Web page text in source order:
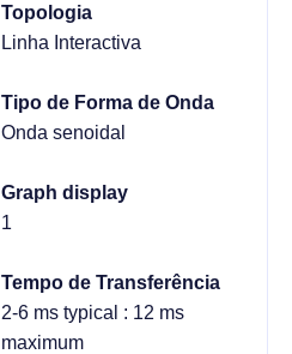
Topologia
Linha Interactiva
Tipo de Forma de Onda
Onda senoidal
Graph display
1
Tempo de Transferência
2-6 ms typical : 12 ms
maximum